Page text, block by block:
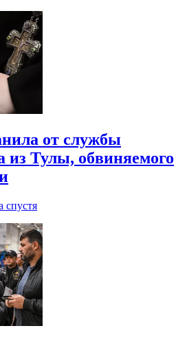
от службы
из Тулы, обвиняемого
спустя